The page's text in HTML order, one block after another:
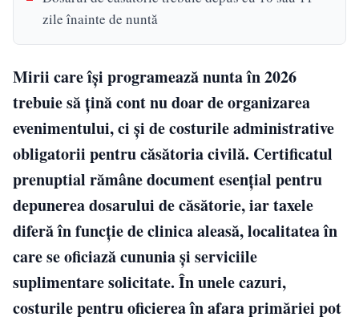
zile înainte de nuntă
Mirii care își programează nunta în 2026
trebuie să țină cont nu doar de organizarea
evenimentului, ci și de costurile administrative
obligatorii pentru căsătoria civilă. Certificatul
prenuptial rămâne document esențial pentru
depunerea dosarului de căsătorie, iar taxele
diferă în funcție de clinica aleasă, localitatea în
care se oficiază cununia și serviciile
suplimentare solicitate. În unele cazuri,
costurile pentru oficierea în afara primăriei pot